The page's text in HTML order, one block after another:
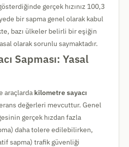
gerçek hızınız 100,3
bir sapma genel olarak kabul
bazı ülkeler belirli bir eşiğin
olarak sorunlu saymaktadır.
Sapması: Yasal
araçlarda kilometre sayacı
değerleri mevcuttur. Genel
gerçek hızdan fazla
daha tolere edilebilirken,
sapma) trafik güvenliği